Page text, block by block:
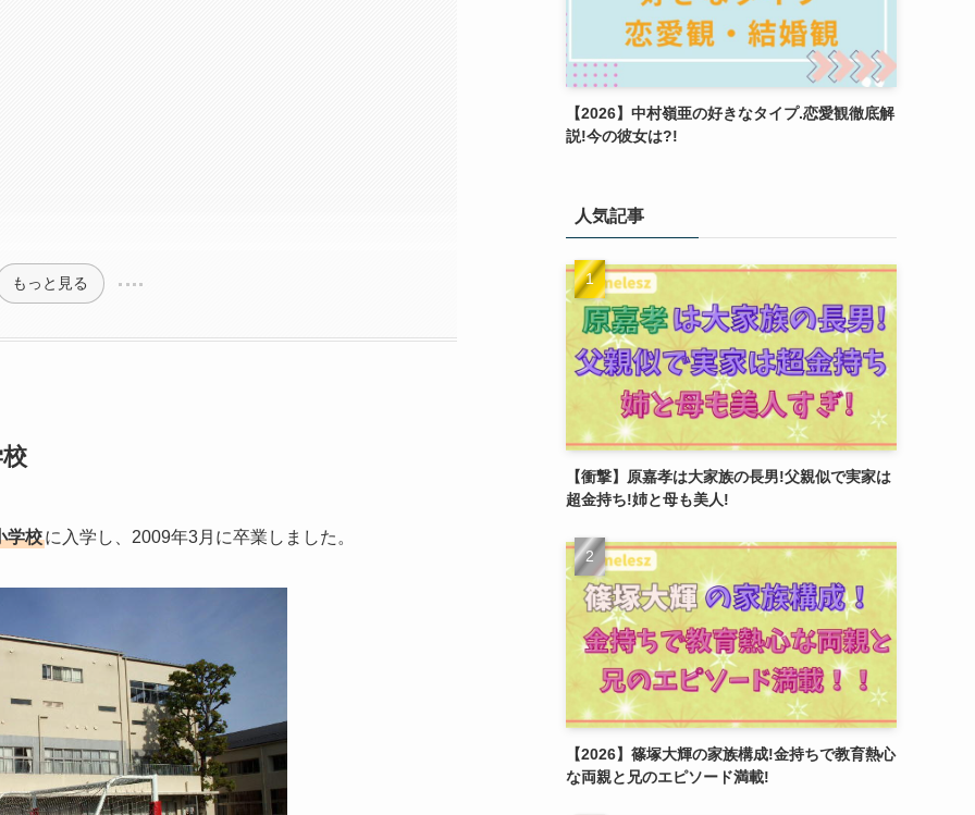
もっと見る
学校に入学し、2009年3月に卒業しました。
【2026】中村嶺亜の好きなタイプ.恋愛観徹底解
説!今の彼女は?!
人気記事
【衝撃】原嘉孝は大家族の長男!父親似で実家は
超金持ち!姉と母も美人!
【2026】篠塚大輝の家族構成!金持ちで教育熱心
な両親と兄のエピソード満載!